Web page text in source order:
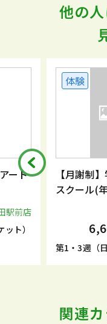
他の
ート
駅前店
ト）
体験
【月謝制
スクール(
第1・3週（
関連